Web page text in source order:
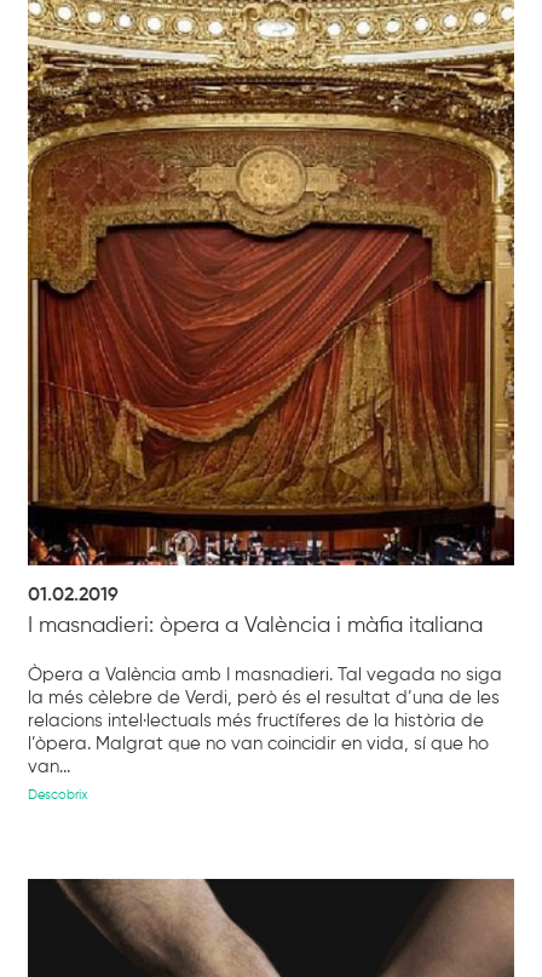
01.02.2019
I masnadieri: òpera a València i màfia italiana
Òpera a València amb I masnadieri. Tal vegada no siga
la més cèlebre de Verdi, però és el resultat d’una de les
relacions intel·lectuals més fructíferes de la història de
l’òpera. Malgrat que no van coincidir en vida, sí que ho
van...
Descobrix